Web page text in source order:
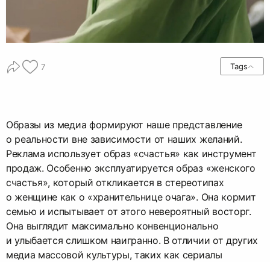
7 Tags
Образы из медиа формируют наше представление
о реальности вне зависимости от наших желаний.
Реклама использует образ «счастья» как инструмент
продаж. Особенно эксплуатируется образ «женского
счастья», который откликается в стереотипах
о женщине как о «хранительнице очага». Она кормит
семью и испытывает от этого невероятный восторг.
Она выглядит максимально конвенционально
и улыбается слишком наигранно. В отличии от других
медиа массовой культуры, таких как сериалы